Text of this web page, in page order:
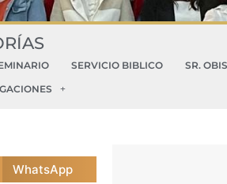
SERVICIO BIBLICO SR.
WhatsApp